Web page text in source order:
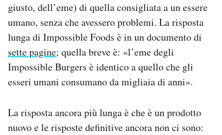
giusto, dell’eme) di quella consigliata a un essere
umano, senza che avessero problemi. La risposta
lunga di Impossible Foods è in un documento di
sette pagine; quella breve è: «l’eme degli
Impossible Burgers è identico a quello che gli
esseri umani consumano da migliaia di anni».
La risposta ancora più lunga è che è un prodotto
nuovo e le risposte definitive ancora non ci sono: